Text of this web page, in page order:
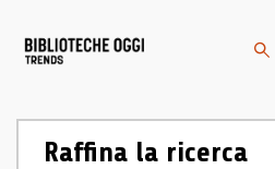
Raffina la ricerca